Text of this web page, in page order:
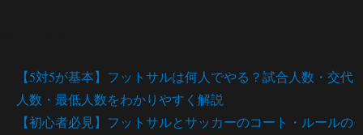
【5対5が基本】フットサルは何人でやる？試合人数・交代
人数・最低人数をわかりやすく解説
【初心者必見】フットサルとサッカーのコート・ルールの